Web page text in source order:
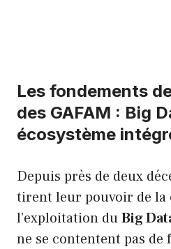
Les fondements
des GAFAM : Big
écosystème
Depuis près de deux
tirent leur pouvoir de la
l’exploitation duBig
ne se contentent pas